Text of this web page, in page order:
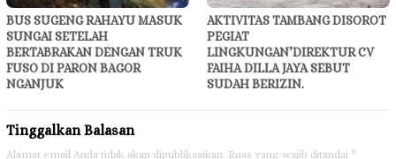
BUS SUGENG RAHAYU MASUK
SUNGAI SETELAH
BERTABRAKAN DENGAN TRUK
FUSO DI PARON BAGOR
NGANJUK
AKTIVITAS TAMBANG DISOROT
PEGIAT
LINGKUNGAN’DIREKTUR CV
FAIHA DILLA JAYA SEBUT
SUDAH BERIZIN.
Tinggalkan Balasan
Alamat email Anda tidak akan dipublikasikan. Ruas yang wajib ditandai *